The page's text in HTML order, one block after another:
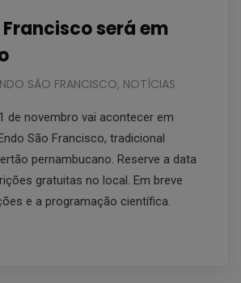
Francisco será em
SÃO FRANCISCO, NOTÍCIAS
de novembro vai acontecer em
São Francisco, tradicional
pernambucano. Reserve a data
gratuitas no local. Em breve
e a programação científica.